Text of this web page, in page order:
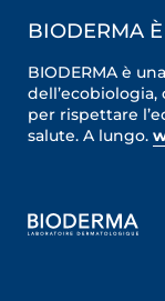
BIODERMA
BIODERMA è
dell’ecobiologia,
per rispettare
salute. A lungo.